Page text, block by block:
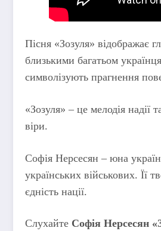
Пісня «Зозуля» відображає
близькими багатьом
символізують прагнення
«Зозуля» – це мелодія надії
віри.
Софія Нерсесян – юна
українських військових. Її
єдність нації.
Слухайте Софія Нерсесян